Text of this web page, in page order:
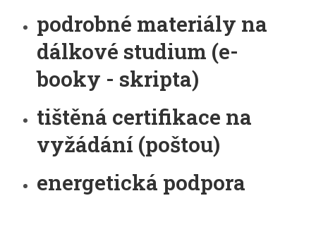
podrobné materiály na
dálkové studium (e-
booky - skripta)
tištěná certifikace na
vyžádání (poštou)
energetická podpora